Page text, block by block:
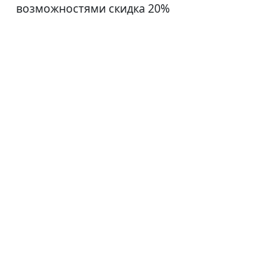
возможностями скидка 20%